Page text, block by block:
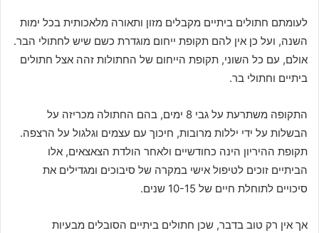
לעומתם חתולים ביתיים מקבלים מזון ותאורה מלאכותית בכל ימות
השנה, ועל כן אין להם תקופת ייחום מוגדרת כשם שיש לחתולי הבר.
אולם, עם כל השוני, תקופת הייחום של החתולות זהה אצל חתולים
ביתיים וחתולי בר.
התקופה משתרעת על גבי 8 ימים, בהם החתולה מכריזה על
הבשלות על ידי יללות מרובות, חיכוך עם עצמים וגלגול על הרצפה.
תקופת ההיריון הינה כחודשיים ולאחר הולדת הצאצאים, אלו
הביתיים זוכים לטיפול אישי במקרה של סיבוכים ומגדילים את
סיכויים לתוחלת חיים של 10-15 שנים.
אך אין רק טוב בדבר, שכן חתולים ביתיים הסובלים מבעיות